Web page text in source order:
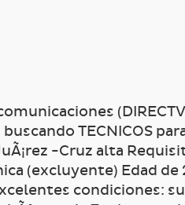
TECNICOS
-Cruz alta
(excluyente) Edad
condiciones: